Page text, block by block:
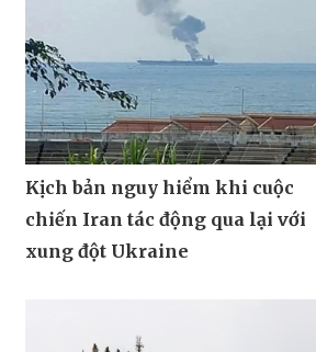
Kịch bản nguy hiểm khi cuộc
chiến Iran tác động qua lại với
xung đột Ukraine